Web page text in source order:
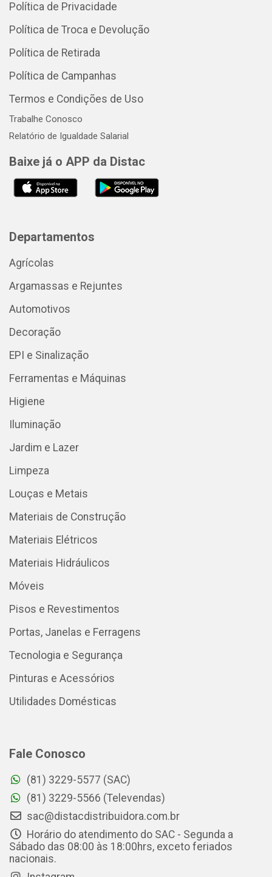
Política de Privacidade
Política de Troca e Devolução
Política de Retirada
Política de Campanhas
Termos e Condições de Uso
Trabalhe Conosco
Relatório de Igualdade Salarial
Baixe já o APP da Distac
Departamentos
Agrícolas
Argamassas e Rejuntes
Automotivos
Decoração
EPI e Sinalização
Ferramentas e Máquinas
Higiene
Iluminação
Jardim e Lazer
Limpeza
Louças e Metais
Materiais de Construção
Materiais Elétricos
Materiais Hidráulicos
Móveis
Pisos e Revestimentos
Portas, Janelas e Ferragens
Tecnologia e Segurança
Pinturas e Acessórios
Utilidades Domésticas
Fale Conosco
(81) 3229-5577 (SAC)
(81) 3229-5566 (Televendas)
sac@distacdistribuidora.com.br
Horário do atendimento do SAC - Segunda a
Sábado das 08:00 às 18:00hrs, exceto feriados
nacionais.